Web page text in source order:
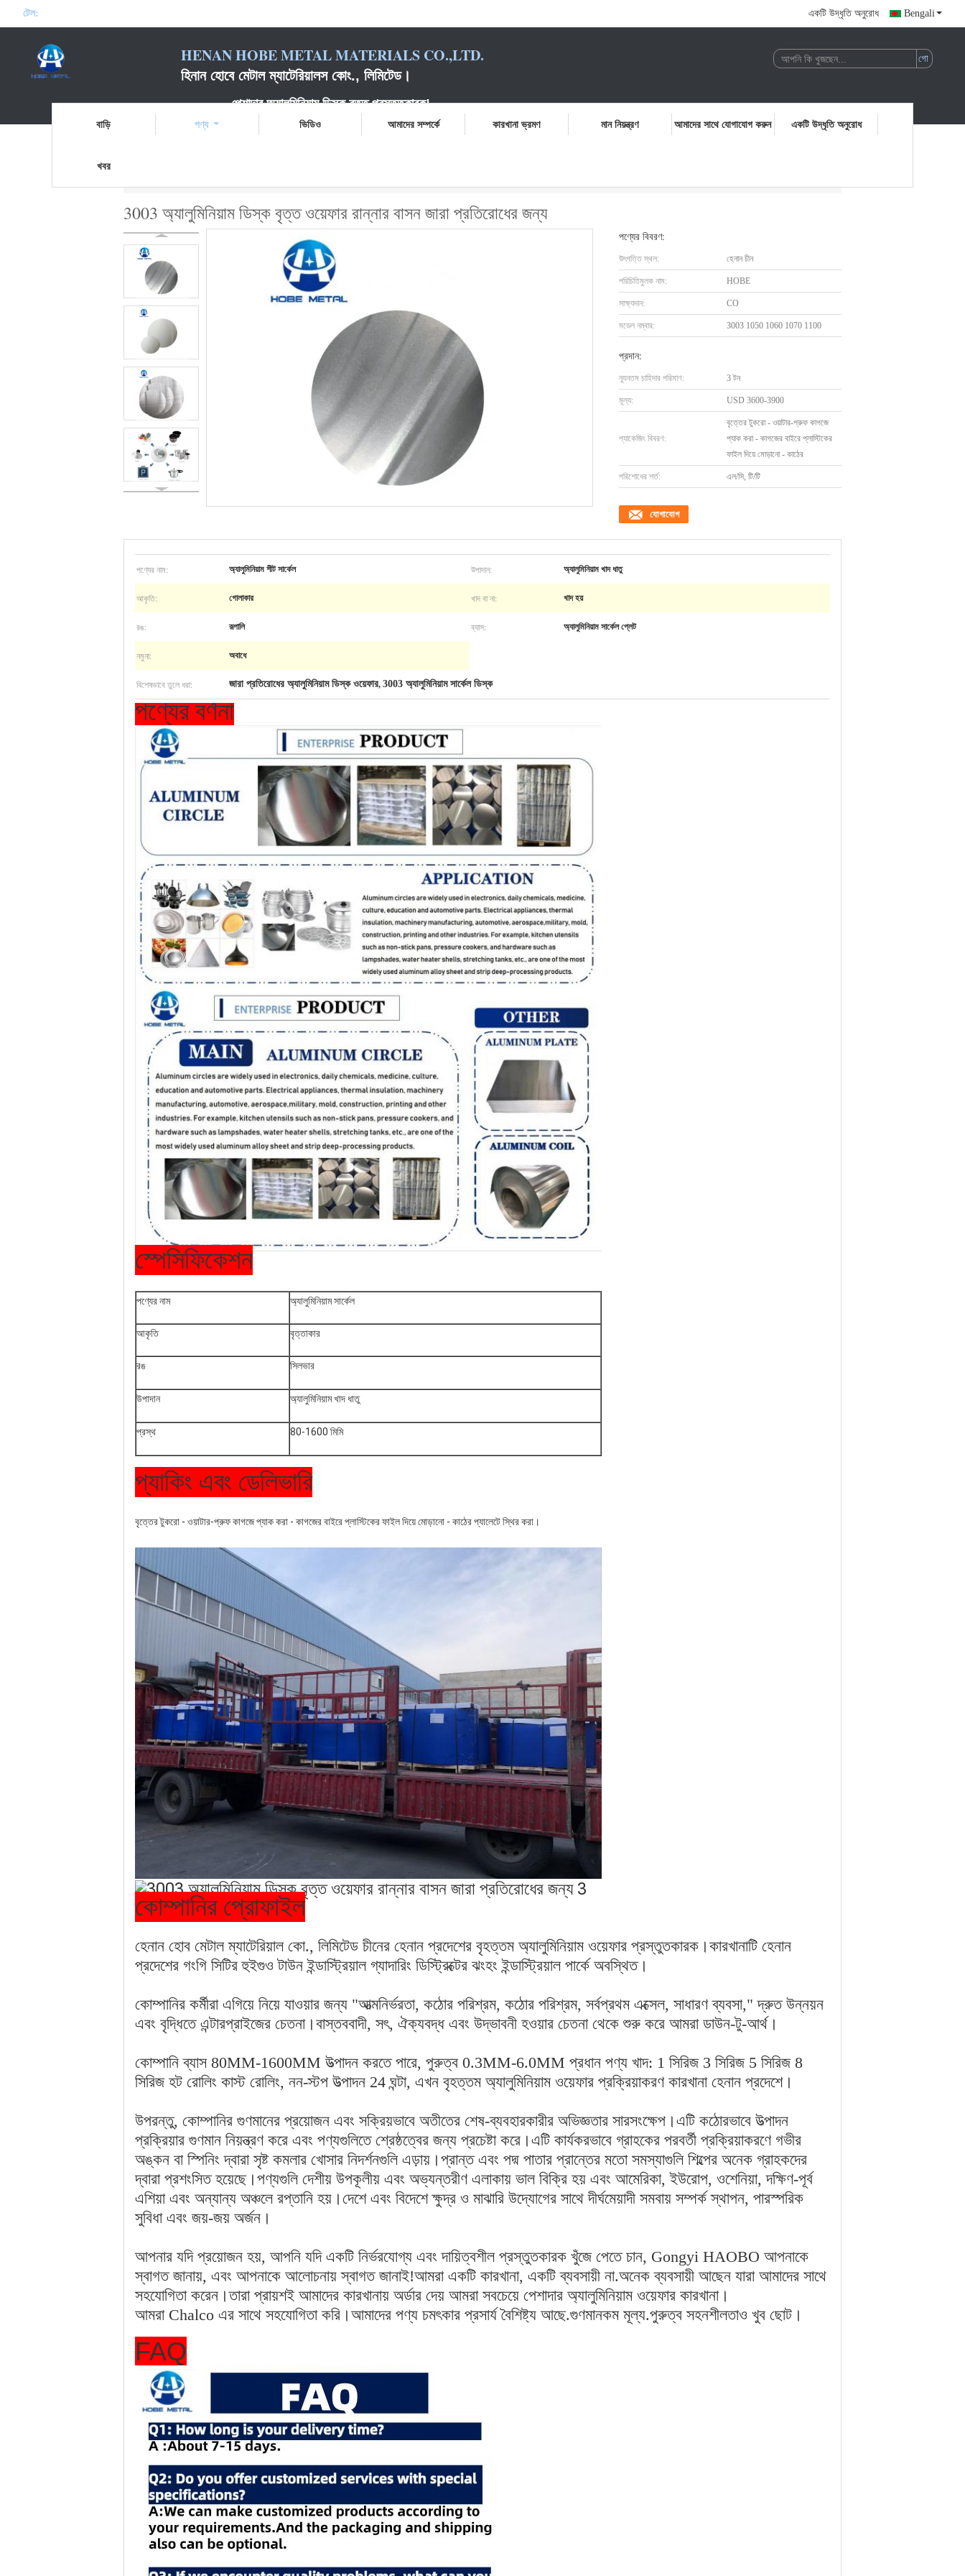
টেল: একটি উদ্ধৃতি অনুরোধ Bengali
HENAN HOBE METAL MATERIALS CO.,LTD.
হিনান হোবে মেটাল ম্যাটেরিয়ালস কোং., লিমিটেড।
পেশাদার অ্যালুমিনিয়াম ডিস্ক বৃত্ত প্রস্তুতকারক!
বাড়ি পণ্য ভিডিও আমাদের সম্পর্কে কারখানা ভ্রমণ মান নিয়ন্ত্রণ আমাদের সাথে যোগাযোগ করুন একটি উদ্ধৃতি অনুরোধ
খবর
3003 অ্যালুমিনিয়াম ডিস্ক বৃত্ত ওয়েফার রান্নার বাসন জারা প্রতিরোধের জন্য
পণ্যের বিবরণ:
উৎপত্তি স্থল: হেনান চীন
পরিচিতিমুলক নাম: HOBE
সাক্ষ্যদান: CO
মডেল নম্বার: 3003 1050 1060 1070 1100
প্রদান:
ন্যূনতম চাহিদার পরিমাণ: 3 টন
মূল্য: USD 3600-3900
প্যাকেজিং বিবরণ:
বৃত্তের টুকরো - ওয়াটার-প্রুফ কাগজে
প্যাক করা - কাগজের বাইরে প্লাস্টিকের
ফাইল দিয়ে মোড়ানো - কাঠের
পরিশোধের শর্ত: এল/সি, টি/টি
যোগাযোগ
পণ্যের নাম: অ্যালুমিনিয়াম শীট সার্কেল উপাদান: অ্যালুমিনিয়াম খাদ ধাতু
আকৃতি: গোলাকার খাদ বা না: খাদ হয়
রঙ: রূপালি ব্যাস: অ্যালুমিনিয়াম সার্কেল প্লেট
নমুনা: অবাধে
বিশেষভাবে তুলে ধরা: জারা প্রতিরোধের অ্যালুমিনিয়াম ডিস্ক ওয়েফার, 3003 অ্যালুমিনিয়াম সার্কেল ডিস্ক
পণ্যের বর্ণনা
স্পেসিফিকেশন
পণ্যের নাম অ্যালুমিনিয়াম সার্কেল
আকৃতি বৃত্তাকার
রঙ সিলভার
উপাদান অ্যালুমিনিয়াম খাদ ধাতু
প্রস্থ 80-1600 মিমি
প্যাকিং এবং ডেলিভারি
বৃত্তের টুকরো - ওয়াটার-প্রুফ কাগজে প্যাক করা - কাগজের বাইরে প্লাস্টিকের ফাইল দিয়ে মোড়ানো - কাঠের প্যালেটে স্থির করা।
কোম্পানির প্রোফাইল
হেনান হোব মেটাল ম্যাটেরিয়াল কো., লিমিটেড চীনের হেনান প্রদেশের বৃহত্তম অ্যালুমিনিয়াম ওয়েফার প্রস্তুতকারক।কারখানাটি হেনান
প্রদেশের গংগি সিটির হুইগুও টাউন ইন্ডাস্ট্রিয়াল গ্যাদারিং ডিস্ট্রিক্টের ঝংহং ইন্ডাস্ট্রিয়াল পার্কে অবস্থিত।
কোম্পানির কর্মীরা এগিয়ে নিয়ে যাওয়ার জন্য "আত্মনির্ভরতা, কঠোর পরিশ্রম, কঠোর পরিশ্রম, সর্বপ্রথম এক্সেল, সাধারণ ব্যবসা," দ্রুত উন্নয়ন
এবং বৃদ্ধিতে এন্টারপ্রাইজের চেতনা।বাস্তববাদী, সৎ, ঐক্যবদ্ধ এবং উদ্ভাবনী হওয়ার চেতনা থেকে শুরু করে আমরা ডাউন-টু-আর্থ।
কোম্পানি ব্যাস 80MM-1600MM উত্পাদন করতে পারে, পুরুত্ব 0.3MM-6.0MM প্রধান পণ্য খাদ: 1 সিরিজ 3 সিরিজ 5 সিরিজ 8
সিরিজ হট রোলিং কাস্ট রোলিং, নন-স্টপ উত্পাদন 24 ঘন্টা, এখন বৃহত্তম অ্যালুমিনিয়াম ওয়েফার প্রক্রিয়াকরণ কারখানা হেনান প্রদেশে।
উপরন্তু, কোম্পানির গুণমানের প্রয়োজন এবং সক্রিয়ভাবে অতীতের শেষ-ব্যবহারকারীর অভিজ্ঞতার সারসংক্ষেপ।এটি কঠোরভাবে উত্পাদন
প্রক্রিয়ার গুণমান নিয়ন্ত্রণ করে এবং পণ্যগুলিতে শ্রেষ্ঠত্বের জন্য প্রচেষ্টা করে।এটি কার্যকরভাবে গ্রাহকের পরবর্তী প্রক্রিয়াকরণে গভীর
অঙ্কন বা স্পিনিং দ্বারা সৃষ্ট কমলার খোসার নিদর্শনগুলি এড়ায়।প্রান্ত এবং পদ্ম পাতার প্রান্তের মতো সমস্যাগুলি শিল্পের অনেক গ্রাহকদের
দ্বারা প্রশংসিত হয়েছে।পণ্যগুলি দেশীয় উপকূলীয় এবং অভ্যন্তরীণ এলাকায় ভাল বিক্রি হয় এবং আমেরিকা, ইউরোপ, ওশেনিয়া, দক্ষিণ-পূর্ব
এশিয়া এবং অন্যান্য অঞ্চলে রপ্তানি হয়।দেশে এবং বিদেশে ক্ষুদ্র ও মাঝারি উদ্যোগের সাথে দীর্ঘমেয়াদী সমবায় সম্পর্ক স্থাপন, পারস্পরিক
সুবিধা এবং জয়-জয় অর্জন।
আপনার যদি প্রয়োজন হয়, আপনি যদি একটি নির্ভরযোগ্য এবং দায়িত্বশীল প্রস্তুতকারক খুঁজে পেতে চান, Gongyi HAOBO আপনাকে
স্বাগত জানায়, এবং আপনাকে আলোচনায় স্বাগত জানাই!আমরা একটি কারখানা, একটি ব্যবসায়ী না.অনেক ব্যবসায়ী আছেন যারা আমাদের সাথে
সহযোগিতা করেন।তারা প্রায়শই আমাদের কারখানায় অর্ডার দেয় আমরা সবচেয়ে পেশাদার অ্যালুমিনিয়াম ওয়েফার কারখানা।
আমরা Chalco এর সাথে সহযোগিতা করি।আমাদের পণ্য চমৎকার প্রসার্য বৈশিষ্ট্য আছে.গুণমানকম মূল্য.পুরুত্ব সহনশীলতাও খুব ছোট।
FAQ